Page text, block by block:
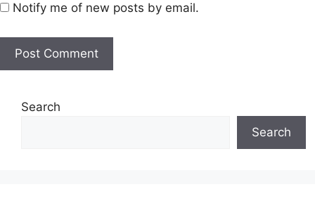
Notify me of new posts by email.
Search
Search